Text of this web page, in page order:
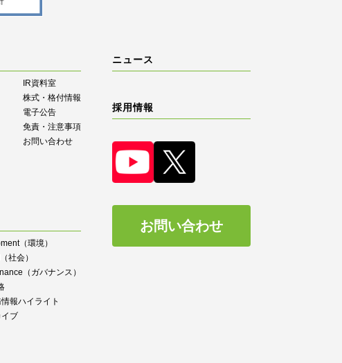
IR資料室
株式・格付情報
電子公告
免責・注意事項
お問い合わせ
（環境）
社会）
（ガバナンス）
報ハイライト
イブ
ニュース
採用情報
お問い合わせ